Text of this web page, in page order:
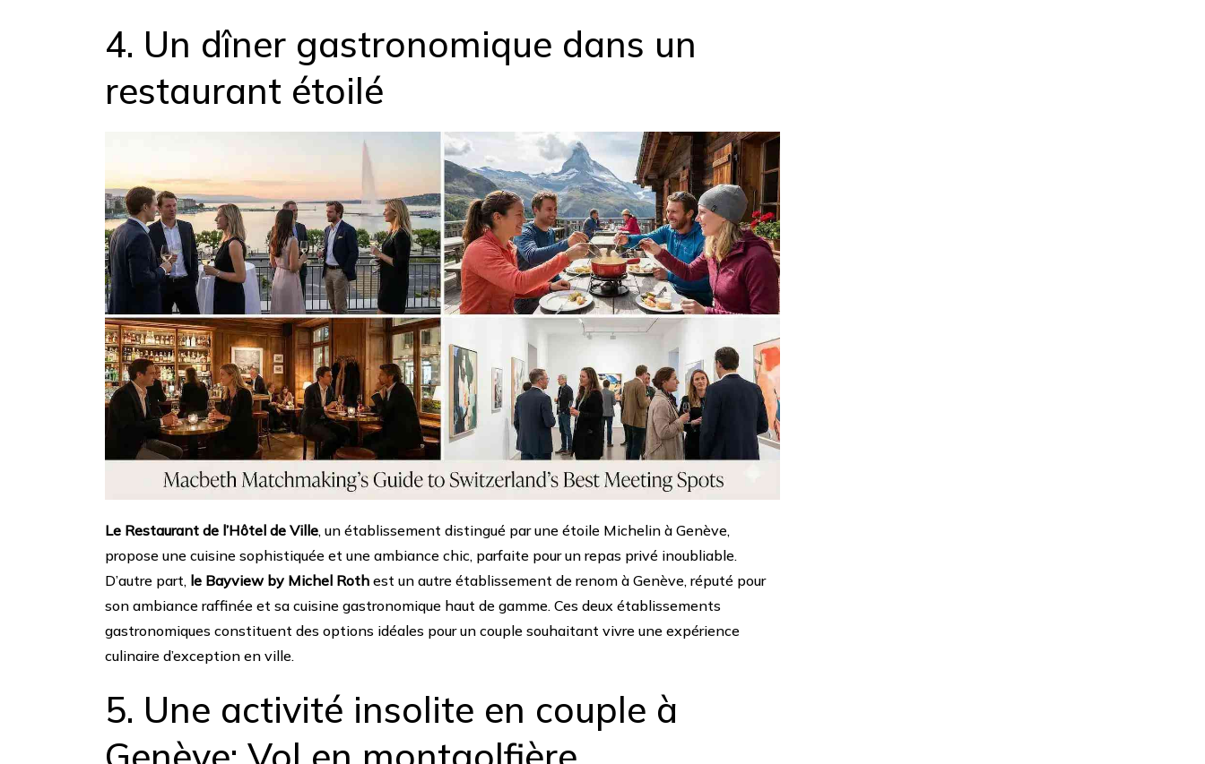
4. Un dîner gastronomique dans un
restaurant étoilé
Le Restaurant de l’Hôtel de Ville, un établissement distingué par une étoile Michelin à Genève,
propose une cuisine sophistiquée et une ambiance chic, parfaite pour un repas privé inoubliable.
D’autre part, le Bayview by Michel Roth est un autre établissement de renom à Genève, réputé pour
son ambiance raffinée et sa cuisine gastronomique haut de gamme. Ces deux établissements
gastronomiques constituent des options idéales pour un couple souhaitant vivre une expérience
culinaire d’exception en ville.
5. Une activité insolite en couple à